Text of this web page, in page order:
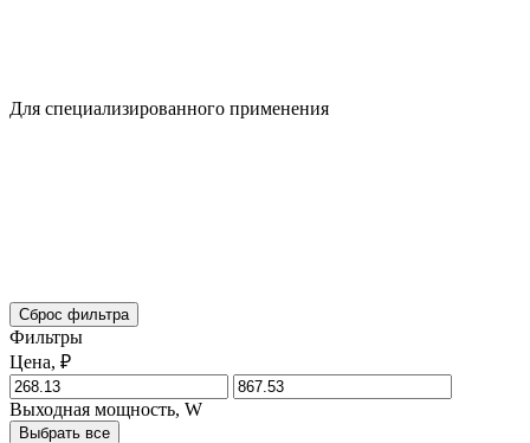
Для специализированного применения
Сброс фильтра
Фильтры
Цена, ₽
Выходная мощность, W
Выбрать все